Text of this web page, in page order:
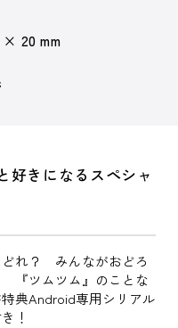
20 mm
好きになるスペシャ
どれ？ みんながおどろ
『ツムツム』のことな
典Android専用シリアル
！